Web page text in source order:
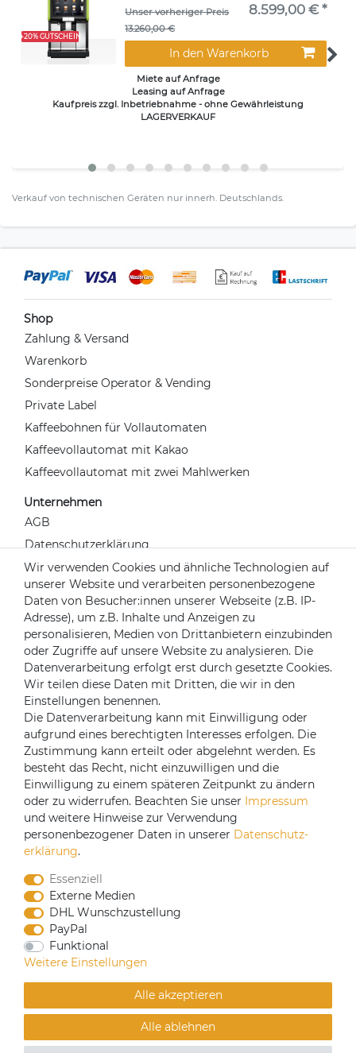
+20% GUTSCHEIN
Unser vorheriger Preis
13.260,00 €
8.599,00 € *
In den Warenkorb
Miete auf Anfrage
Leasing auf Anfrage
Kaufpreis zzgl. Inbetriebnahme - ohne Gewährleistung
LAGERVERKAUF
Verkauf von technischen Geräten nur innerh. Deutschlands.
Shop
Zahlung & Versand
Warenkorb
Sonderpreise Operator & Vending
Private Label
Kaffeebohnen für Vollautomaten
Kaffeevollautomat mit Kakao
Kaffeevollautomat mit zwei Mahlwerken
Unternehmen
AGB
Datenschutzerklärung
Widerrufsrecht
Impressum
Kontakt
Über uns
Mein Konto
Login
Registrieren
Versandpartner
CoffeeB2B hat eine Einkaufsvereinbarung mit
Coffeefair. Sollten Sie den Mindestbestellwert nicht
erreichen, können Sie bei www.coffeefair.de bestellen.
Verkauf nur an gewerbliche Kunden | Mindestbestellwert
© Copyright 2019 Alle Rechte vorbehalten. | webshop by
Wir verwenden Cookies und ähnliche Technologien auf
unserer Website und verarbeiten personenbezogene
Daten von Besucher:innen unserer Webseite (z.B. IP-
Adresse), um z.B. Inhalte und Anzeigen zu
personalisieren, Medien von Drittanbietern einzubinden
oder Zugriffe auf unsere Website zu analysieren. Die
Datenverarbeitung erfolgt erst durch gesetzte Cookies.
Wir teilen diese Daten mit Dritten, die wir in den
Einstellungen benennen.
Die Datenverarbeitung kann mit Einwilligung oder
aufgrund eines berechtigten Interesses erfolgen. Die
Zustimmung kann erteilt oder abgelehnt werden. Es
besteht das Recht, nicht einzuwilligen und die
Einwilligung zu einem späteren Zeitpunkt zu ändern
oder zu widerrufen. Beachten Sie unser Impressum
und weitere Hinweise zur Verwendung
personenbezogener Daten in unserer Daten­schutz­
erklärung.
Essenziell
Externe Medien
DHL Wunschzustellung
PayPal
Funktional
Weitere Einstellungen
Alle akzeptieren
Alle ablehnen